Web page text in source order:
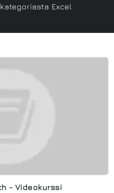
Excel
- Videokurssi